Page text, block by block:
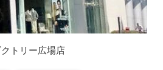
トリー広場店